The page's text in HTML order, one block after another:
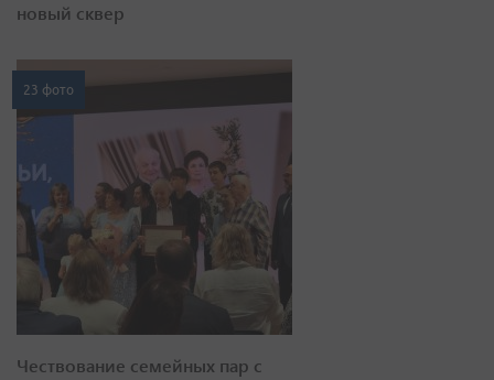
новый сквер
23 фото
Чествование семейных пар с